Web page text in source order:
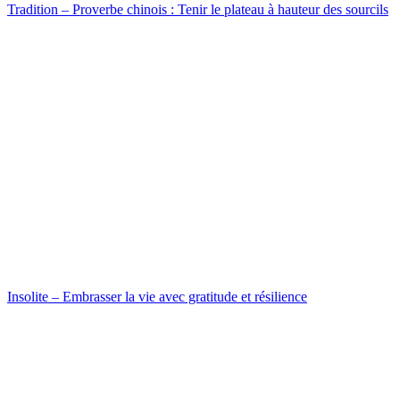
Tradition – Proverbe chinois : Tenir le plateau à hauteur des sourcils
Insolite – Embrasser la vie avec gratitude et résilience